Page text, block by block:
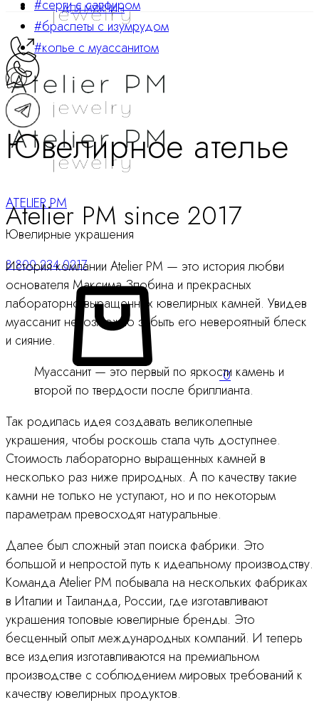
#серги с сапфиром
#браслеты с изумрудом
#колье с муассанитом
ATELIER PM
Ювелирные украшения
8 800 234 0217
Корзина
0
ДЛЯ МУЖЧИН
Ювелирное ателье
Atelier PM since 2017
История компании Atelier PM — это история любви
основателя Максима Злобина и прекрасных
лабораторно выращенных ювелирных камней. Увидев
муассанит невозможно забыть его невероятный блеск
и сияние.
Муассанит — это первый по яркости камень и
второй по твердости после бриллианта.
Так родилась идея создавать великолепные
украшения, чтобы роскошь стала чуть доступнее.
Стоимость лабораторно выращенных камней в
несколько раз ниже природных. А по качеству такие
камни не только не уступают, но и по некоторым
параметрам превосходят натуральные.
Далее был сложный этап поиска фабрики. Это
большой и непростой путь к идеальному производству.
Команда Atelier PM побывала на нескольких фабриках
в Италии и Таиланда, России, где изготавливают
украшения топовые ювелирные бренды. Это
бесценный опыт международных компаний. И теперь
все изделия изготавливаются на премиальном
производстве с соблюдением мировых требований к
качеству ювелирных продуктов.